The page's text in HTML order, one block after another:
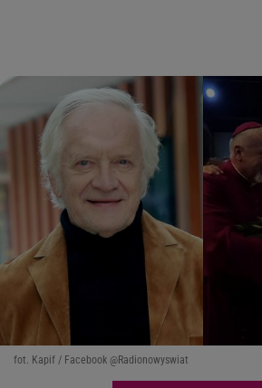
fot. Kapif / Facebook @Radionowyswiat